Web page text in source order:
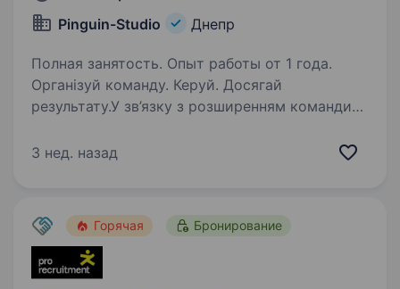
Pinguin-Studio
Днепр
Полная занятость. Опыт работы от 1 года.
Організуй команду. Керуй. Досягай
результату.У зв’язку з розширенням команди
комунікаційного проєкту шукаємо працівників
3 нед. назад
Горячая Бронирование